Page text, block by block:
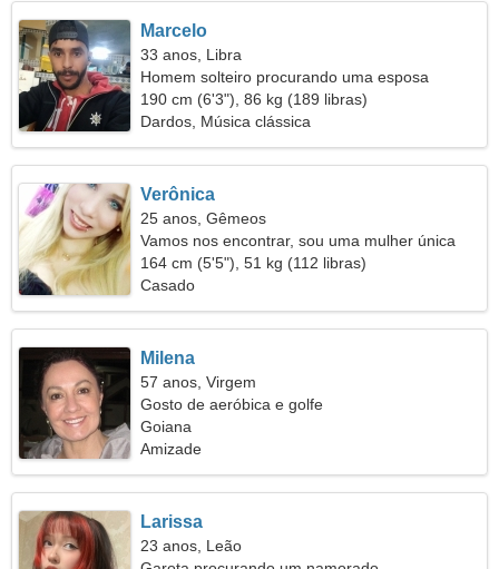
Marcelo
33 anos, Libra
Homem solteiro procurando uma esposa
190 cm (6'3"), 86 kg (189 libras)
Dardos, Música clássica
Verônica
25 anos, Gêmeos
Vamos nos encontrar, sou uma mulher única
164 cm (5'5"), 51 kg (112 libras)
Casado
Milena
57 anos, Virgem
Gosto de aeróbica e golfe
Goiana
Amizade
Larissa
23 anos, Leão